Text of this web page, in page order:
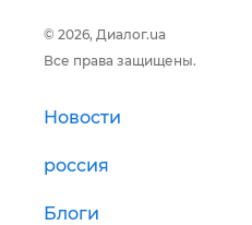
© 2026, Диалог.ua
Все права защищены.
Новости
россия
Блоги